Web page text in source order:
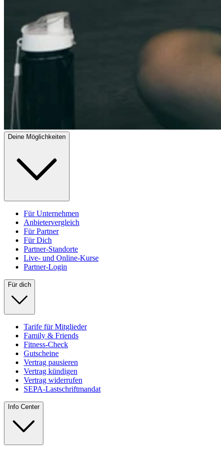
Deine Möglichkeiten
Für Unternehmen
Anbietervergleich
Für Partner
Für Dich
Partner-Standorte
Live- und Online-Kurse
Partner-Login
Für dich
Tarife für Mitglieder
Family & Friends
Fitness-Check
Gutscheine
Vertrag pausieren
Vertrag kündigen
Vertrag widerrufen
SEPA-Lastschriftmandat
Info Center